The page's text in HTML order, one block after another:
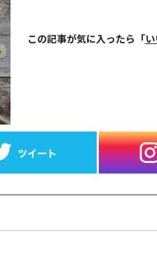
この記事が気に入ったら 「い